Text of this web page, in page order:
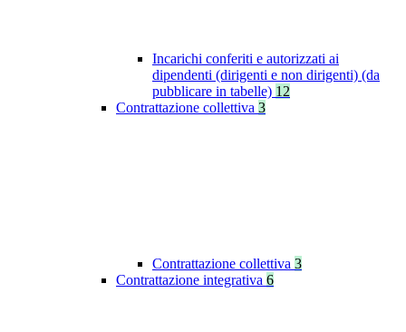
Incarichi conferiti e autorizzati ai
dipendenti (dirigenti e non dirigenti) (da
pubblicare in tabelle) 12
Contrattazione collettiva 3
Contrattazione collettiva 3
Contrattazione integrativa 6